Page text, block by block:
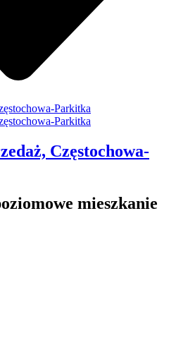
Częstochowa-
mieszkanie